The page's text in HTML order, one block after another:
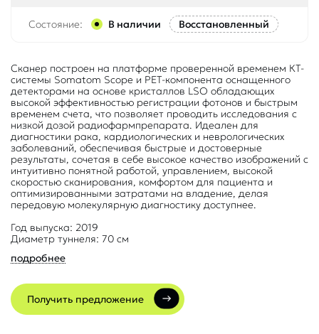
Состояние: В наличии Восстановленный
Сканер построен на платформе проверенной временем КТ-
системы Somatom Scope и PET-компонента оснащенного
детекторами на основе кристаллов LSO обладающих
высокой эффективностью регистрации фотонов и быстрым
временем счета, что позволяет проводить исследования с
низкой дозой радиофармпрепарата. Идеален для
диагностики рака, кардиологических и неврологических
заболеваний, обеспечивая быстрые и достоверные
результаты, сочетая в себе высокое качество изображений с
интуитивно понятной работой, управлением, высокой
скоростью сканирования, комфортом для пациента и
оптимизированными затратами на владение, делая
передовую молекулярную диагностику доступнее.
Год выпуска: 2019
Диаметр туннеля: 70 см
подробнее
Получить предложение